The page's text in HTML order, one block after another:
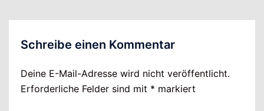
Schreibe einen Kommentar
Deine E-Mail-Adresse wird nicht veröffentlicht.
Erforderliche Felder sind mit * markiert